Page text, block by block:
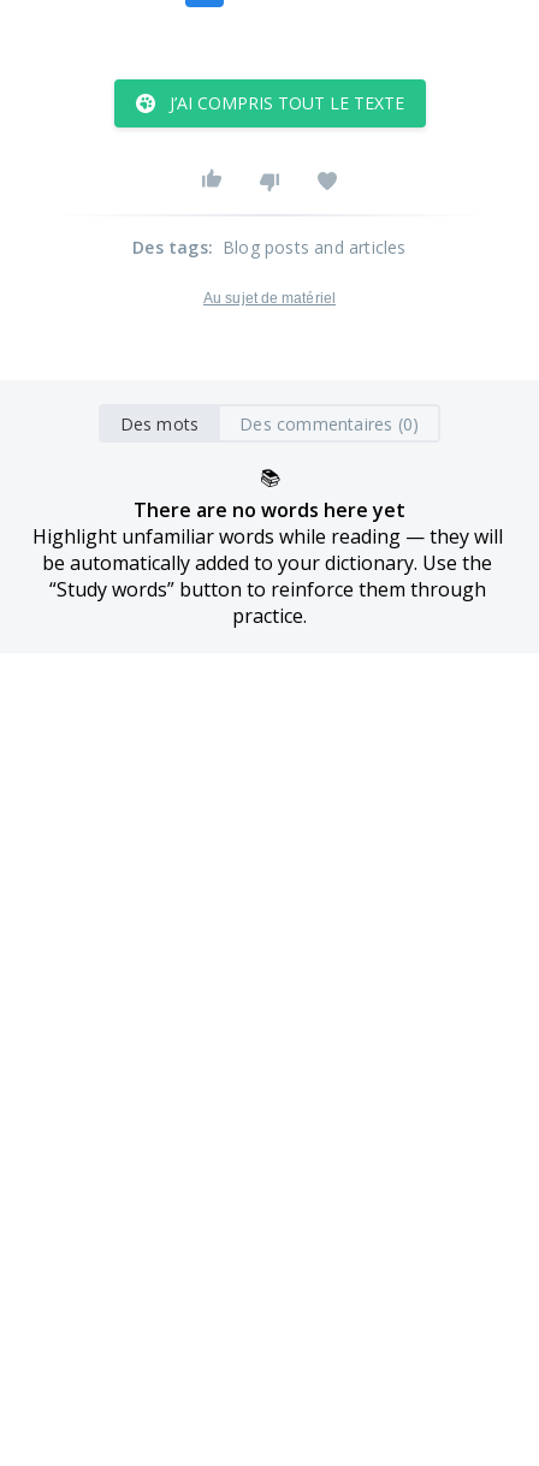
J’AI COMPRIS TOUT LE TEXTE
Des tags: Blog posts and articles
Au sujet de matériel
Des mots Des commentaires (0)
📚
There are no words here yet
Highlight unfamiliar words while reading — they will
be automatically added to your dictionary. Use the
“Study words” button to reinforce them through
practice.